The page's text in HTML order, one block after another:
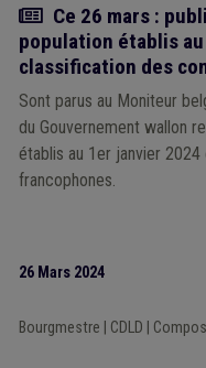
Actualité
Ce 26 mars :
population établis
classification des
Sont parus au Moniteur
du Gouvernement wallon
établis au 1er janvier
francophones.
26 Mars 2024
Bourgmestre CDLD